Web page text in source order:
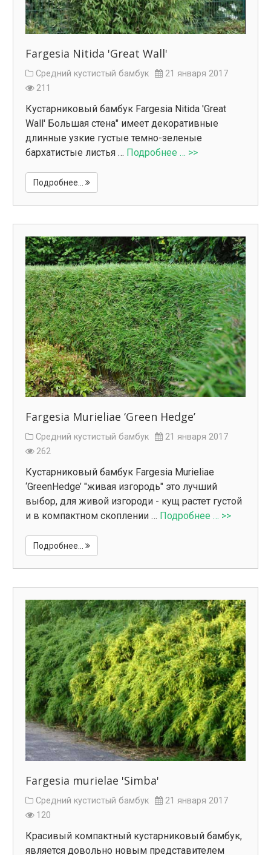
Fargesia Nitida 'Great Wall'
Средний кустистый бамбук
21 января 2017
211
Кустарниковый бамбук Fargesia Nitida 'Great
Wall' Большая стена" имеет декоративные
длинные узкие густые темно-зеленые
бархатистые листья … Подробнее … >>
Подробнее...
Fargesia Murieliae ‘Green Hedge’
Средний кустистый бамбук
21 января 2017
262
Кустарниковый бамбук Fargesia Murieliae
‘GreenHedge’ "живая изгородь" это лучший
выбор, для живой изгороди - кущ растет густой
и в компактном скоплении … Подробнее … >>
Подробнее...
Fargesia murielae 'Simba'
Средний кустистый бамбук
21 января 2017
120
Красивый компактный кустарниковый бамбук,
является довольно новым представителем